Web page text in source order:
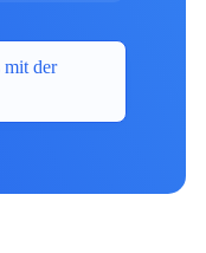
mit der